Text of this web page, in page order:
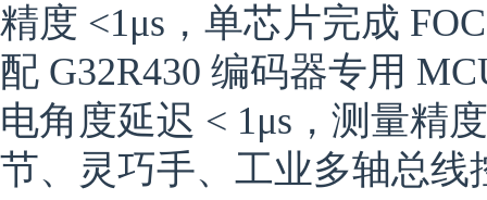
精度 <1μs，单芯片完成
配 G32R430 编码器专用
电角度延迟 < 1μs，测量精
节、灵巧手、工业多轴总